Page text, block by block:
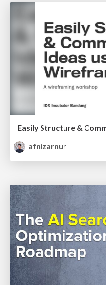
afnizarnur